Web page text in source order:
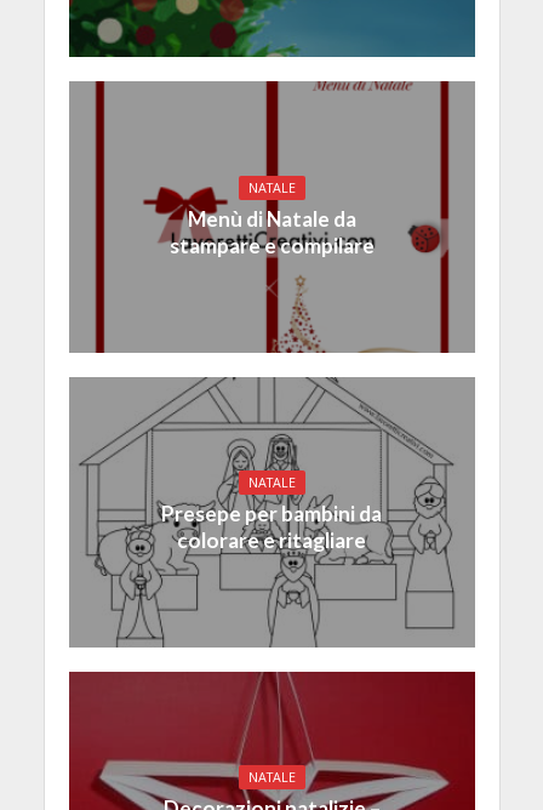
NATALE
Menù di Natale da
stampare e compilare
NATALE
Presepe per bambini da
colorare e ritagliare
NATALE